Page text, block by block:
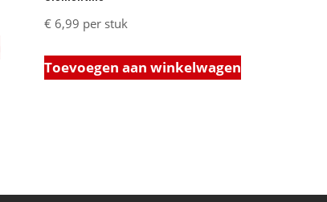
€6,99 per stuk
Toevoegen aan winkelwagen